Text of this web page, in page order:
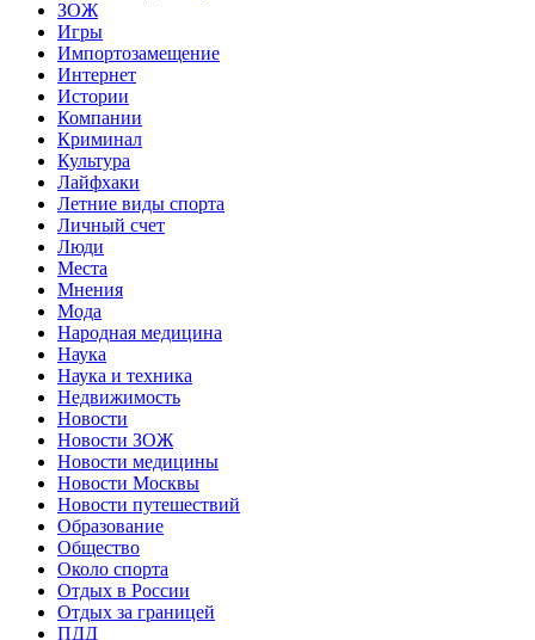
ЗОЖ
Игры
Импортозамещение
Интернет
Истории
Компании
Криминал
Культура
Лайфхаки
Летние виды спорта
Личный счет
Люди
Места
Мнения
Мода
Народная медицина
Наука
Наука и техника
Недвижимость
Новости
Новости ЗОЖ
Новости медицины
Новости Москвы
Новости путешествий
Образование
Общество
Около спорта
Отдых в России
Отдых за границей
ПДД